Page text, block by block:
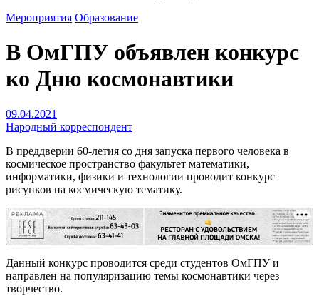
Мероприятия Образование
В ОмГПУ объявлен конкурс
ко Дню космонавтики
09.04.2021
Народный корреспондент
В преддверии 60-летия со дня запуска первого человека в
космическое пространство факультет математики,
информатики, физики и технологии проводит конкурс
рисунков на космическую тематику.
РЕКЛАМА
Данный конкурс проводится среди студентов ОмГПУ и
направлен на популяризацию темы космонавтики через
творчество.